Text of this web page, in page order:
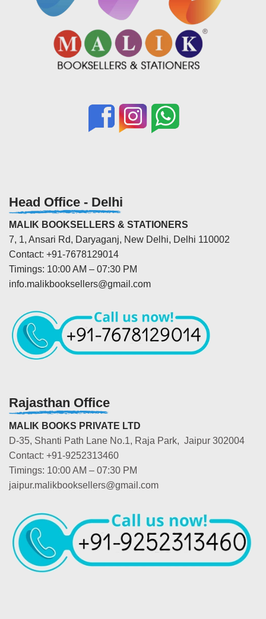
Head Office - Delhi
MALIK BOOKSELLERS & STATIONERS
7, 1, Ansari Rd, Daryaganj, New Delhi, Delhi 110002
Contact: +91-7678129014
Timings: 10:00 AM – 07:30 PM
info.malikbooksellers@gmail.com
Rajasthan Office
MALIK BOOKS PRIVATE LTD
D-35, Shanti Path Lane No.1, Raja Park, Jaipur 302004
Contact: +91-9252313460
Timings: 10:00 AM – 07:30 PM
jaipur.malikbooksellers@gmail.com